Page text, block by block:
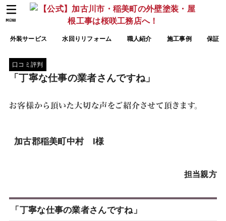
外装サービス 水回りリフォーム 職人紹介 施工事例 保証
MENU
口コミ評判
「丁寧な仕事の業者さんですね」
加古郡稲美町中村 I様
担当親方
「丁寧な仕事の業者さんですね」